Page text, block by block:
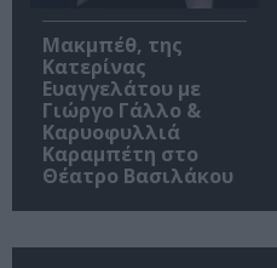
Μακμπέθ, της
Κατερίνας
Ευαγγελάτου με
Γιώργο Γάλλο &
Καρυοφυλλιά
Καραμπέτη στο
Θέατρο Βασιλάκου